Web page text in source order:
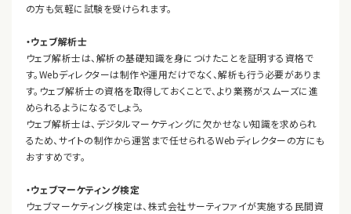
の方も気軽に試験を受けられます。
・ウェブ解析士
ウェブ解析士は、解析の基礎知識を身につけたことを証明する資格で
す。Webディレクターは制作や運用だけでなく、解析も行う必要がありま
す。ウェブ解析士の資格を取得しておくことで、より業務がスムーズに進
められるようになるでしょう。
ウェブ解析士は、デジタルマーケティングに欠かせない知識を求められ
るため、サイトの制作から運営まで任せられるWebディレクターの方にも
おすすめです。
・ウェブマーケティング検定
ウェブマーケティング検定は、株式会社サーティファイが実施する民間資